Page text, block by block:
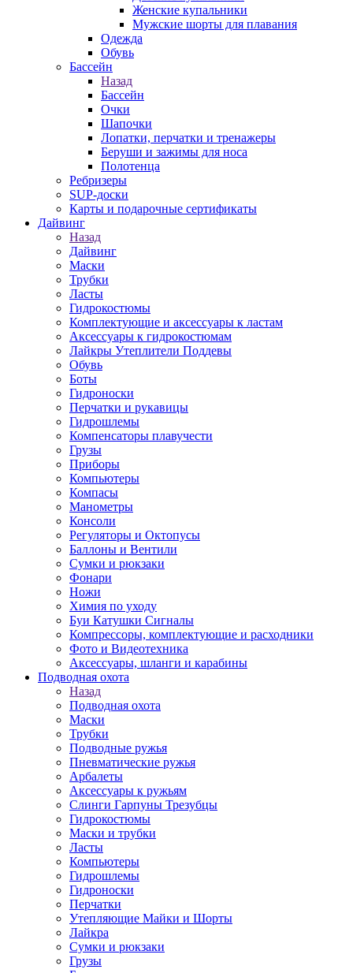
Женские купальники
Мужские шорты для плавания
Одежда
Обувь
Бассейн
Назад
Бассейн
Очки
Шапочки
Лопатки, перчатки и тренажеры
Беруши и зажимы для носа
Полотенца
Ребризеры
SUP-доски
Карты и подарочные сертификаты
Дайвинг
Назад
Дайвинг
Маски
Трубки
Ласты
Гидрокостюмы
Комплектующие и аксессуары к ластам
Аксессуары к гидрокостюмам
Лайкры Утеплители Поддевы
Обувь
Боты
Гидроноски
Перчатки и рукавицы
Гидрошлемы
Компенсаторы плавучести
Грузы
Приборы
Компьютеры
Компасы
Манометры
Консоли
Регуляторы и Октопусы
Баллоны и Вентили
Сумки и рюкзаки
Фонари
Ножи
Химия по уходу
Буи Катушки Сигналы
Компрессоры, комплектующие и расходники
Фото и Видеотехника
Аксессуары, шланги и карабины
Подводная охота
Назад
Подводная охота
Маски
Трубки
Подводные ружья
Пневматические ружья
Арбалеты
Аксессуары к ружьям
Слинги Гарпуны Трезубцы
Гидрокостюмы
Маски и трубки
Ласты
Компьютеры
Гидрошлемы
Гидроноски
Перчатки
Утепляющие Майки и Шорты
Лайкра
Сумки и рюкзаки
Грузы